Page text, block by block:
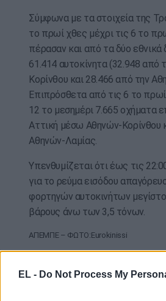
EL - Do Not Process My
Σύμφωνα με τα στοιχεία της
το πρωί χθες μέχρι τις 6 το
πέρασαν και από τα δύο εθνικά
61.414 αυτοκίνητα (32.948 από
Κορίνθου και 28.466 από την
Επιπρόσθετα από τις 6 το
12 το μεσημέρι 7.665 οχήματα
Αττική μέσω Αθηνών-Κορίνθου
Αθηνών-Λαμίας.
Υπενθυμίζεται ότι έως τις
για το ρεύμα εισόδου
φορτηγών αυτοκινήτων
βάρους άνω των 3,5 τόνων.
ΑΠΕΜΠΕ – ΦΩΤΟ:Eurokinissi